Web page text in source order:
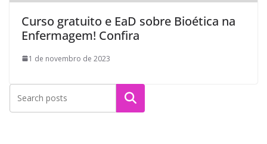
Curso gratuito e EaD sobre Bioética na
Enfermagem! Confira
1 de novembro de 2023
Pesquisar